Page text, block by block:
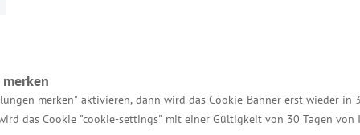
merken" aktivieren, dann wird das Cookie-Banner erst wieder in
das Cookie "cookie-settings" mit einer Gültigkeit von 30 Tagen von
Rostock und Stralsund in Mecklenburg-